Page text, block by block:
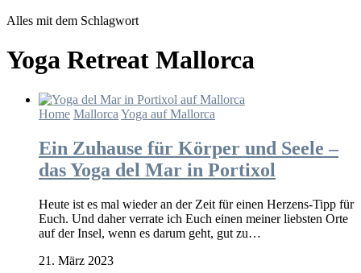
Alles mit dem Schlagwort
Yoga Retreat Mallorca
Home Mallorca Yoga auf Mallorca
Ein Zuhause für Körper und Seele –
das Yoga del Mar in Portixol
Heute ist es mal wieder an der Zeit für einen Herzens-Tipp für
Euch. Und daher verrate ich Euch einen meiner liebsten Orte
auf der Insel, wenn es darum geht, gut zu…
21. März 2023